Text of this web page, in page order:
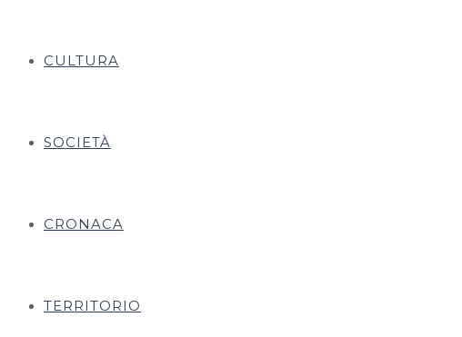
CULTURA
SOCIETÀ
CRONACA
TERRITORIO